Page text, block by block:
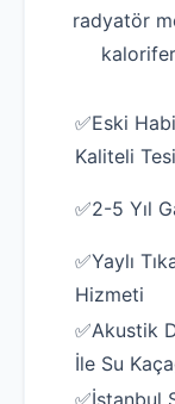
radyatör
✅Eski
Kaliteli
✅2-5 Yıl
✅Yaylı
Hizmeti
✅Akustik
İle Su
✅İstanbul